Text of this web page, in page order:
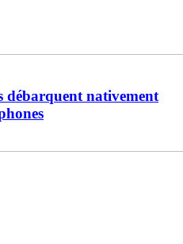
débarquent nativement